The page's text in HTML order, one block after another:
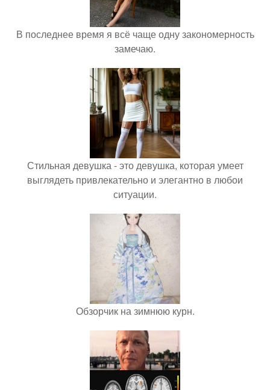
В последнее время я всё чаще одну закономерность
замечаю.
Стильная девушка - это девушка, которая умеет
выглядеть привлекательно и элегантно в любои
ситуации.
Обзорчик на зимнюю курн.